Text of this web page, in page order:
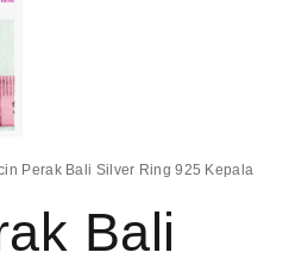
Perak Bali Silver Ring 925 Kepala
Bali